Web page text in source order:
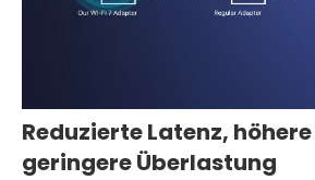
Reduzierte Latenz,
geringere Überlastung